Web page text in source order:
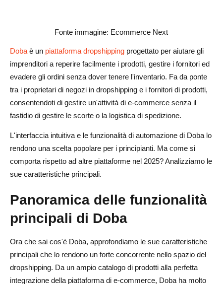
Fonte immagine: Ecommerce Next
Doba è un piattaforma dropshipping progettato per aiutare gli
imprenditori a reperire facilmente i prodotti, gestire i fornitori ed
evadere gli ordini senza dover tenere l'inventario. Fa da ponte
tra i proprietari di negozi in dropshipping e i fornitori di prodotti,
consentendoti di gestire un'attività di e-commerce senza il
fastidio di gestire le scorte o la logistica di spedizione.
L'interfaccia intuitiva e le funzionalità di automazione di Doba lo
rendono una scelta popolare per i principianti. Ma come si
comporta rispetto ad altre piattaforme nel 2025? Analizziamo le
sue caratteristiche principali.
Panoramica delle funzionalità
principali di Doba
Ora che sai cos'è Doba, approfondiamo le sue caratteristiche
principali che lo rendono un forte concorrente nello spazio del
dropshipping. Da un ampio catalogo di prodotti alla perfetta
integrazione della piattaforma di e-commerce, Doba ha molto